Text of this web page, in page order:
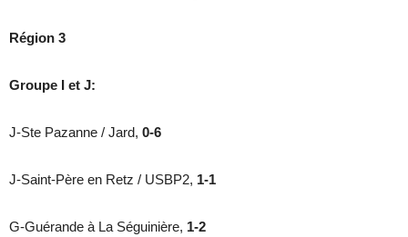
Région 3
Groupe I et J:
J-Ste Pazanne / Jard, 0-6
J-Saint-Père en Retz / USBP2, 1-1
G-Guérande à La Séguinière, 1-2